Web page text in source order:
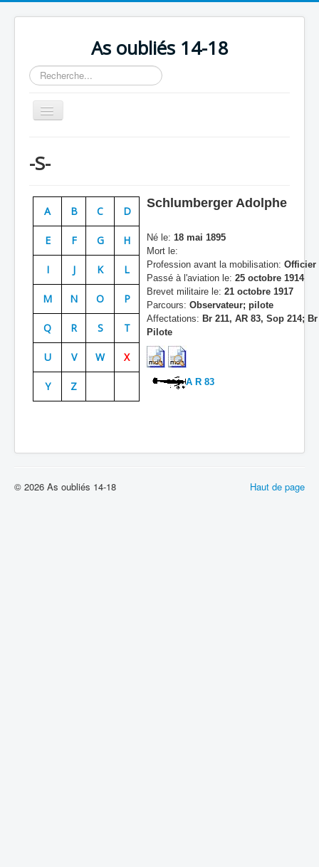
As oubliés 14-18
Rechercher
Basculer
la
Chronologie
Escadrilles
Organisation
Avions
Personnels
Doctrines
Batailles
Les As
Cahiers des As
-S-
A B C D
E F G H
I J K L
M N O P
Q R S T
U V W X
Y Z
Schlumberger Adolphe
Né le: 18 mai 1895
Mort le:
Profession avant la mobilisation: Officier
Passé à l'aviation le: 25 octobre 1914
Brevet militaire le: 21 octobre 1917
Parcours: Observateur; pilote
Affectations: Br 211, AR 83, Sop 214;
Pilote
A R 83
Haut de page
© 2026 As oubliés 14-18